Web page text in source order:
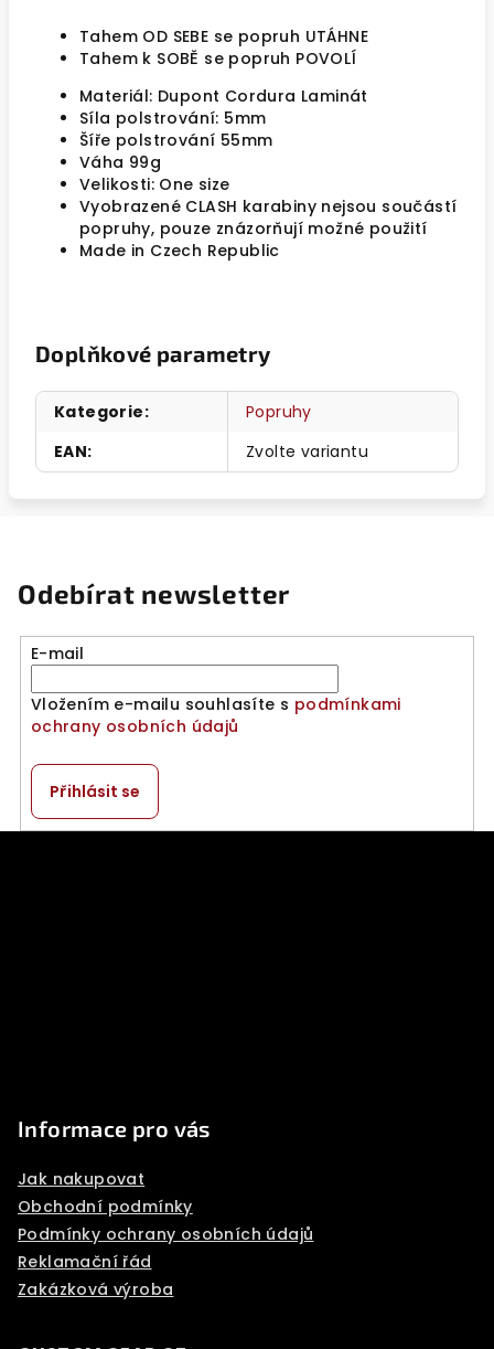
Tahem OD SEBE se popruh UTÁHNE
Tahem k SOBĚ se popruh POVOLÍ
Materiál: Dupont Cordura Laminát
Síla polstrování: 5mm
Šíře polstrování 55mm
Váha 99g
Velikosti: One size
Vyobrazené CLASH karabiny nejsou součástí
popruhy, pouze znázorňují možné použití
Made in Czech Republic
Doplňkové parametry
Kategorie:
Popruhy
EAN: Zvolte variantu
Odebírat newsletter
E-mail
Vložením e-mailu souhlasíte s podmínkami
ochrany osobních údajů
Přihlásit se
Informace pro vás
Jak nakupovat
Obchodní podmínky
Podmínky ochrany osobních údajů
Reklamační řád
Zakázková výroba